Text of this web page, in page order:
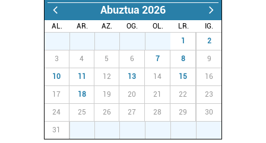
Abuztua 2026
AL. AR. AZ. OG. OL. LR.
IG.
1 2
3 4 5 6 7 8 9
10 11 12 13 14 15 16
17 18 19 20 21 22 23
24 25 26 27 28 29 30
31